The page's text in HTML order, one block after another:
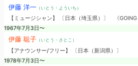
伊藤 洋一（いとう・よういち）
【ミュージシャン】 〔日本（埼玉県）〕
《
1967年7月3日〜
伊藤 聡子（いとう・さとこ）
【アナウンサー/フリー】 〔日本（新潟県）〕
1978年7月3日〜